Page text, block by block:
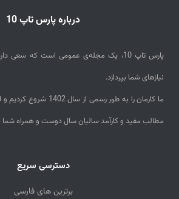
درباره پارس تاپ 10
پارس تاپ 10، یک مجله‌ی عمومی است که سعی
نیازهای شما بپردازد.
ما کارمان را به طور رسمی از
مطالب مفید و کارآمد سالیان سال دوست و همراه شما
دسترسی سریع
برترین های فارسی